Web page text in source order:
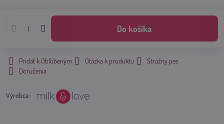
Do košíka
Pridať k Obľúbeným Otázka k produktu
Strážny pes
Doručenia
Výrobca: